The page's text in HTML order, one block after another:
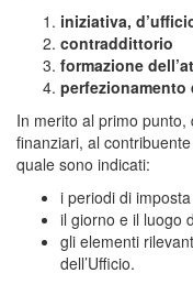
iniziativa,
contraddittorio
formazione
In merito al primo punto,
finanziari, al
quale sono indicati:
i periodi di
il giorno e il luogo
gli elementi
dell’Ufficio.